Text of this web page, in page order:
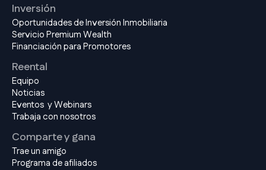
Inversión
Oportunidades de Inversión Inmobiliaria
Servicio Premium Wealth
Financiación para Promotores
Reental
Equipo
Noticias
Eventos y Webinars
Trabaja con nosotros
Comparte y gana
Trae un amigo
Programa de afiliados